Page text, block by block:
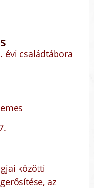
évi családtábora
közötti
az